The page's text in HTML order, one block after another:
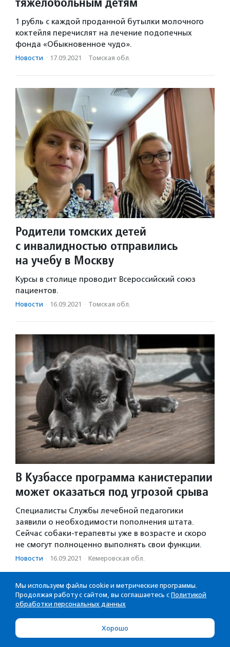
1 рубль с каждой проданной бутылки молочного
коктейля перечислят на лечение подопечных
фонда «Обыкновенное чудо».
Новости · 17.09.2021 · Томская обл.
Родители томских детей
с инвалидностью отправились
на учебу в Москву
Курсы в столице проводит Всероссийский союз
пациентов.
Новости · 16.09.2021 · Томская обл.
В Кузбассе программа канистерапии
может оказаться под угрозой срыва
Специалисты Службы лечебной педагогики
заявили о необходимости пополнения штата.
Сейчас собаки-терапевты уже в возрасте и скоро
не смогут полноценно выполнять свои функции.
Новости · 16.09.2021 · Кемеровская обл.
2 3 4 5 6 7
Мы используем файлы cookie и метрические программы.
Продолжая работу с сайтом, вы соглашаетесь с Политикой
обработки персональных данных
Хорошо